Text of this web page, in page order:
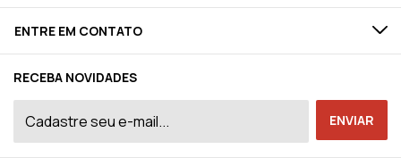
ENTRE EM CONTATO
RECEBA NOVIDADES